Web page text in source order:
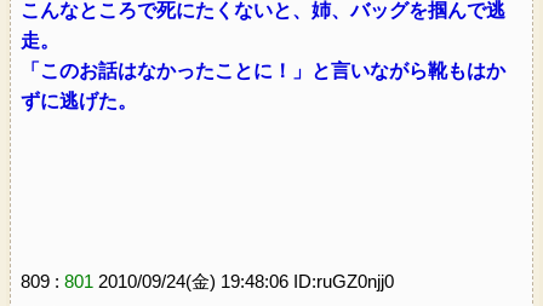
こんなところで死にたくないと、姉、バッグを掴んで逃
走。
「このお話はなかったことに！」と言いながら靴もはか
ずに逃げた。
809 : 801 2010/09/24(金) 19:48:06 ID:ruGZ0njj0